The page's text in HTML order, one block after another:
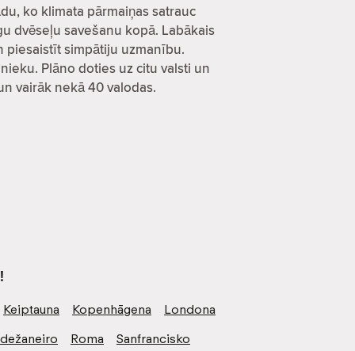
ko klimata pārmaiņas satrauc
dvēseļu savešanu kopā. Labākais
piesaistīt simpātiju uzmanību.
Plāno doties uz citu valsti un
vairāk nekā 40 valodas.
Keiptauna Kopenhāgena
Londona
Roma
Sanfrancisko